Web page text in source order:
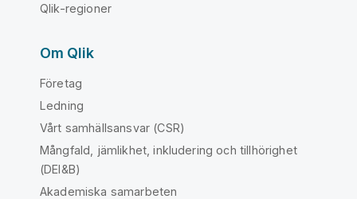
Qlik-regioner
Om Qlik
Företag
Ledning
Vårt samhällsansvar (CSR)
Mångfald, jämlikhet, inkludering och tillhörighet
(DEI&B)
Akademiska samarbeten